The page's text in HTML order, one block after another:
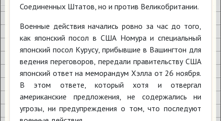
Соединенных Штатов, но и против Великобритании.
Военные действия начались ровно за час до того,
как японский посол в США Номура и специальный
японский посол Курусу, прибывшие в Вашингтон для
ведения переговоров, передали правительству США
японский ответ на меморандум Хэлла от 26 ноября.
В этом ответе, который хотя и отвергал
американские предложения, не содержались ни
угрозы, ни предупреждения о том, что последуют